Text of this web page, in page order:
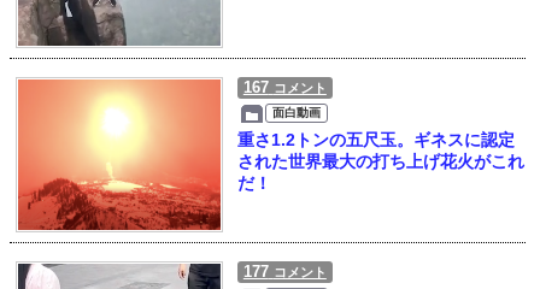
167 コメント
面白動画
重さ1.2トンの五尺玉。ギネスに認定
された世界最大の打ち上げ花火がこれ
だ！
177 コメント